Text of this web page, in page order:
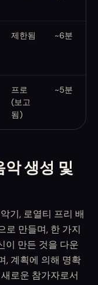
제한됨 ~6분
프로
(보고
됨)
~5분
생성 및
기, 로열티 프리 배
로 만들며, 한 가지
이 만든 것을 다운
, 계획에 의해 명확
로운 참가자로서